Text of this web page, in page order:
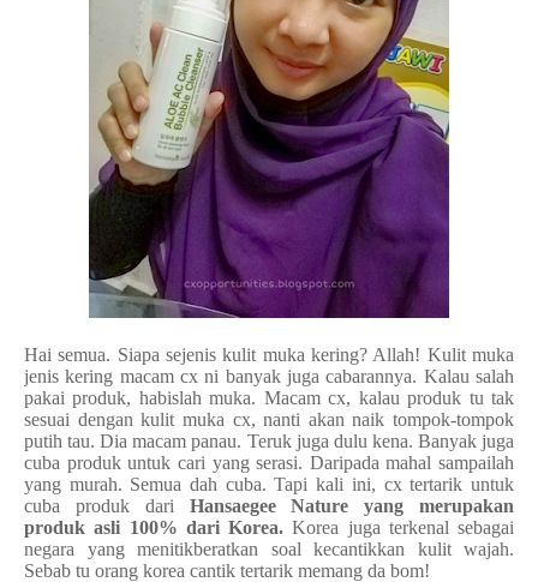
Hai semua. Siapa sejenis kulit muka kering? Allah! Kulit muka
jenis kering macam cx ni banyak juga cabarannya. Kalau salah
pakai produk, habislah muka. Macam cx, kalau produk tu tak
sesuai dengan kulit muka cx, nanti akan naik tompok-tompok
putih tau. Dia macam panau. Teruk juga dulu kena. Banyak juga
cuba produk untuk cari yang serasi. Daripada mahal sampailah
yang murah. Semua dah cuba. Tapi kali ini, cx tertarik untuk
cuba produk dari Hansaegee Nature yang merupakan
produk asli 100% dari Korea. Korea juga terkenal sebagai
negara yang menitikberatkan soal kecantikkan kulit wajah.
Sebab tu orang korea cantik tertarik memang da bom!